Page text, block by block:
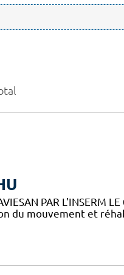
PAR
du mouvement et